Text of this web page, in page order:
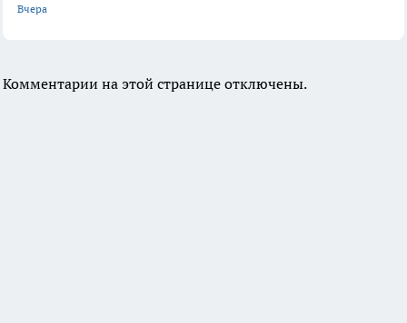
Вчера
Комментарии на этой странице отключены.